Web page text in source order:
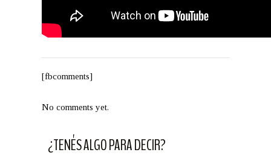
[fbcomments]
No comments yet.
¿TENÉS ALGO PARA DECIR?